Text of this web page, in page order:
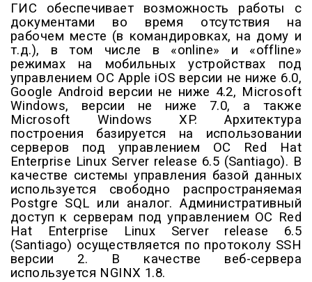
ГИС обеспечивает возможность работы с
документами во время отсутствия на
рабочем месте (в командировках, на дому и
т.д.), в том числе в «online» и «offline»
режимах на мобильных устройствах под
управлением ОС Apple iOS версии не ниже 6.0,
Google Android версии не ниже 4.2, Microsoft
Windows, версии не ниже 7.0, а также
Microsoft Windows XP. Архитектура
построения базируется на использовании
серверов под управлением ОС Red Hat
Enterprise Linux Server release 6.5 (Santiago). В
качестве системы управления базой данных
используется свободно распространяемая
Postgre SQL или аналог. Административный
доступ к серверам под управлением ОС Red
Hat Enterprise Linux Server release 6.5
(Santiago) осуществляется по протоколу SSH
версии 2. В качестве веб-сервера
используется NGINX 1.8.